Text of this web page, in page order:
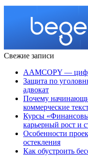
Свежие записи
AAMCOPY —
Защита по
адвокат
Почему
коммерческие
Курсы
карьерный рост и
Особенности
остекления
Как обустроить